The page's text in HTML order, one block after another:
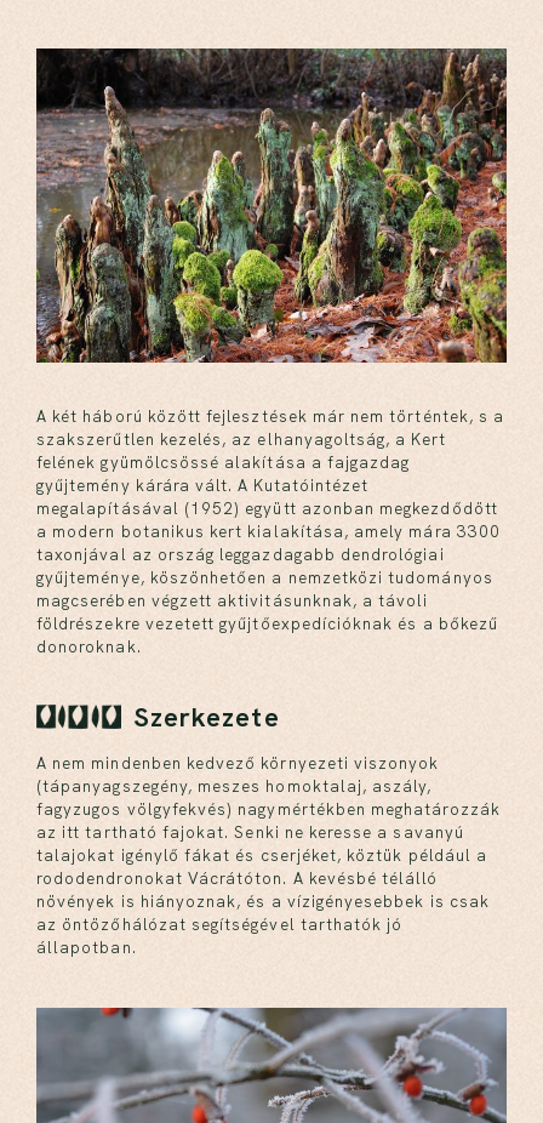
A két háború között fejlesztések már nem történtek, s a
szakszerűtlen kezelés, az elhanyagoltság, a Kert
felének gyümölcsössé alakítása a fajgazdag
gyűjtemény kárára vált. A Kutatóintézet
megalapításával (1952) együtt azonban megkezdődött
a modern botanikus kert kialakítása, amely mára 3300
taxonjával az ország leggazdagabb dendrológiai
gyűjteménye, köszönhetően a nemzetközi tudományos
magcserében végzett aktivitásunknak, a távoli
földrészekre vezetett gyűjtőexpedícióknak és a bőkezű
donoroknak.
Szerkezete
A nem mindenben kedvező környezeti viszonyok
(tápanyagszegény, meszes homoktalaj, aszály,
fagyzugos völgyfekvés) nagymértékben meghatározzák
az itt tartható fajokat. Senki ne keresse a savanyú
talajokat igénylő fákat és cserjéket, köztük például a
rododendronokat Vácrátóton. A kevésbé télálló
növények is hiányoznak, és a vízigényesebbek is csak
az öntözőhálózat segítségével tarthatók jó
állapotban.